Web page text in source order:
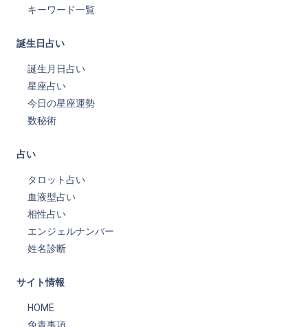
キーワード一覧
誕生日占い
誕生月日占い
星座占い
今日の星座運勢
数秘術
占い
タロット占い
血液型占い
相性占い
エンジェルナンバー
姓名診断
サイト情報
HOME
免責事項